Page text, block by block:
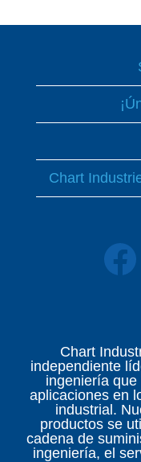
Chart
S
e
n
u
n
a
n
u
e
v
Chart
independiente
ingeniería
aplicaciones en
industrial.
productos se
cadena de
ingeniería, el